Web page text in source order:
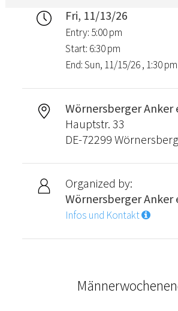
Fri, 11/13/26
Entry: 5:00 pm
Start: 6:30 pm
End: Sun, 11/15/26 , 1:30 pm
Wörnersberger Anker
Hauptstr. 33
DE-72299 Wörnersberg
Organized by:
Wörnersberger Anker
Infos und Kontakt